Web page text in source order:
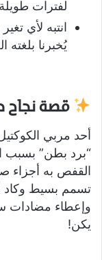
لفترات
انتبه لأي
يُخبرنا بلغته
قصة نجاح
أحد مربي
“برد بطن” بسبب
القفص به أجزاء
تسمم بسيط وكاد
وإعطاء مضادات
يكن!